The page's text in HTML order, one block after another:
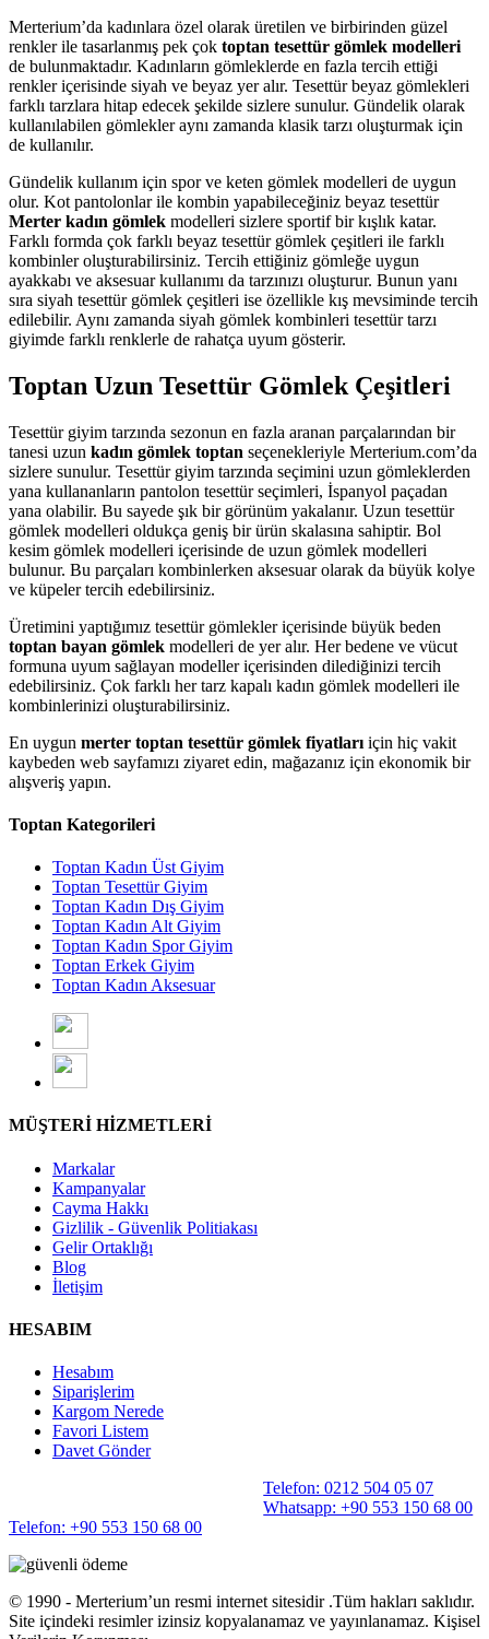
Merterium’da kadınlara özel olarak üretilen ve birbirinden güzel
renkler ile tasarlanmış pek çok toptan tesettür gömlek modelleri
de bulunmaktadır. Kadınların gömleklerde en fazla tercih ettiği
renkler içerisinde siyah ve beyaz yer alır. Tesettür beyaz gömlekleri
farklı tarzlara hitap edecek şekilde sizlere sunulur. Gündelik olarak
kullanılabilen gömlekler aynı zamanda klasik tarzı oluşturmak için
de kullanılır.
Gündelik kullanım için spor ve keten gömlek modelleri de uygun
olur. Kot pantolonlar ile kombin yapabileceğiniz beyaz tesettür
Merter kadın gömlek modelleri sizlere sportif bir kışlık katar.
Farklı formda çok farklı beyaz tesettür gömlek çeşitleri ile farklı
kombinler oluşturabilirsiniz. Tercih ettiğiniz gömleğe uygun
ayakkabı ve aksesuar kullanımı da tarzınızı oluşturur. Bunun yanı
sıra siyah tesettür gömlek çeşitleri ise özellikle kış mevsiminde tercih
edilebilir. Aynı zamanda siyah gömlek kombinleri tesettür tarzı
giyimde farklı renklerle de rahatça uyum gösterir.
Toptan Uzun Tesettür Gömlek Çeşitleri
Tesettür giyim tarzında sezonun en fazla aranan parçalarından bir
tanesi uzun kadın gömlek toptan seçenekleriyle Merterium.com’da
sizlere sunulur. Tesettür giyim tarzında seçimini uzun gömleklerden
yana kullananların pantolon tesettür seçimleri, İspanyol paçadan
yana olabilir. Bu sayede şık bir görünüm yakalanır. Uzun tesettür
gömlek modelleri oldukça geniş bir ürün skalasına sahiptir. Bol
kesim gömlek modelleri içerisinde de uzun gömlek modelleri
bulunur. Bu parçaları kombinlerken aksesuar olarak da büyük kolye
ve küpeler tercih edebilirsiniz.
Üretimini yaptığımız tesettür gömlekler içerisinde büyük beden
toptan bayan gömlek modelleri de yer alır. Her bedene ve vücut
formuna uyum sağlayan modeller içerisinden dilediğinizi tercih
edebilirsiniz. Çok farklı her tarz kapalı kadın gömlek modelleri ile
kombinlerinizi oluşturabilirsiniz.
En uygun merter toptan tesettür gömlek fiyatları için hiç vakit
kaybeden web sayfamızı ziyaret edin, mağazanız için ekonomik bir
alışveriş yapın.
Toptan Kategorileri
Toptan Kadın Üst Giyim
Toptan Tesettür Giyim
Toptan Kadın Dış Giyim
Toptan Kadın Alt Giyim
Toptan Kadın Spor Giyim
Toptan Erkek Giyim
Toptan Kadın Aksesuar
MÜŞTERİ HİZMETLERİ
Markalar
Kampanyalar
Cayma Hakkı
Gizlilik - Güvenlik Politiakası
Gelir Ortaklığı
Blog
İletişim
HESABIM
Hesabım
Siparişlerim
Kargom Nerede
Favori Listem
Davet Gönder
Telefon: 0212 504 05 07
Whatsapp: +90 553 150 68 00
Telefon: +90 553 150 68 00
©️ 1990 - Merterium’un resmi internet sitesidir .Tüm hakları saklıdır.
Site içindeki resimler izinsiz kopyalanamaz ve yayınlanamaz. Kişisel